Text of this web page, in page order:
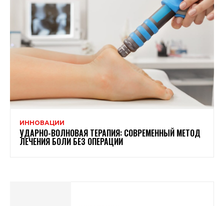
ИННОВАЦИИ
УДАРНО-ВОЛНОВАЯ ТЕРАПИЯ: СОВРЕМЕННЫЙ МЕТОД
ЛЕЧЕНИЯ БОЛИ БЕЗ ОПЕРАЦИИ